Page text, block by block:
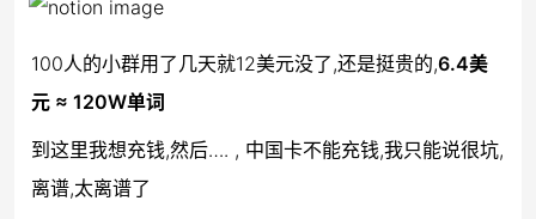
100人的小群用了几天就12美元没了,还是挺贵的,6.4美
元 ≈ 120W单词
到这里我想充钱,然后…. , 中国卡不能充钱,我只能说很坑,
离谱,太离谱了